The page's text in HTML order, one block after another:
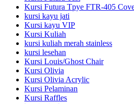
Kursi Futura Tpye FTR-405
kursi kayu jati
Kursi kayu VIP
Kursi Kuliah
kursi kuliah merah stainless
kursi lesehan
Kursi Louis/Ghost Chair
Kursi Olivia
Kursi Olivia Acrylic
Kursi Pelaminan
Kursi Raffles